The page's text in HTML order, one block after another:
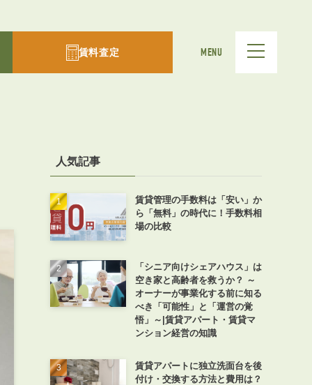
賃料査定 MENU
人気記事
賃貸管理の手数料は「安い」か
ら「無料」の時代に！手数料相
場の比較
「シニア向けシェアハウス」は
空き家と高齢者を救うか？ ～
オーナーが事業化する前に知る
べき「可能性」と「運営の覚
悟」～|賃貸アパート・賃貸マ
ンション経営の知識
賃貸アパートに独立洗面台を後
付け・交換する方法と費用は？